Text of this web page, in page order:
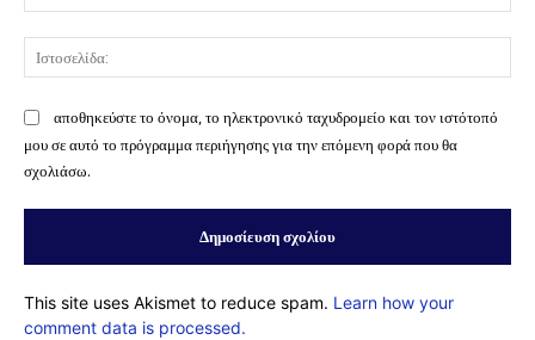
αποθηκεύστε το όνομα, το ηλεκτρονικό ταχυδρομείο και τον ιστότοπό
μου σε αυτό το πρόγραμμα περιήγησης για την επόμενη φορά που θα
σχολιάσω.
This site uses Akismet to reduce spam. Learn how your
comment data is processed.